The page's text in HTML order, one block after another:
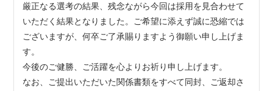
厳正なる選考の結果、残念ながら今回は採用を見合わせて
いただく結果となりました。ご希望に添えず誠に恐縮では
ございますが、何卒ご了承賜りますよう御願い申し上げま
す。
今後のご健勝、ご活躍を心よりお祈り申し上げます。
なお、ご提出いただいた関係書類をすべて同封、ご返却さ